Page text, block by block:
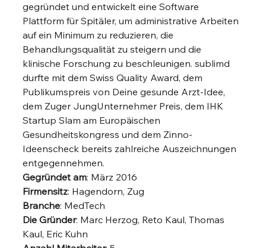
gegründet und entwickelt eine Software
Plattform für Spitäler, um administrative Arbeiten
auf ein Minimum zu reduzieren, die
Behandlungsqualität zu steigern und die
klinische Forschung zu beschleunigen. sublimd
durfte mit dem Swiss Quality Award, dem
Publikumspreis von Deine gesunde Arzt-Idee,
dem Zuger JungUnternehmer Preis, dem IHK
Startup Slam am Europäischen
Gesundheitskongress und dem Zinno-
Ideenscheck bereits zahlreiche Auszeichnungen
entgegennehmen.
Gegründet am: März 2016
Firmensitz: Hagendorn, Zug
Branche: MedTech
Die Gründer: Marc Herzog, Reto Kaul, Thomas
Kaul, Eric Kuhn